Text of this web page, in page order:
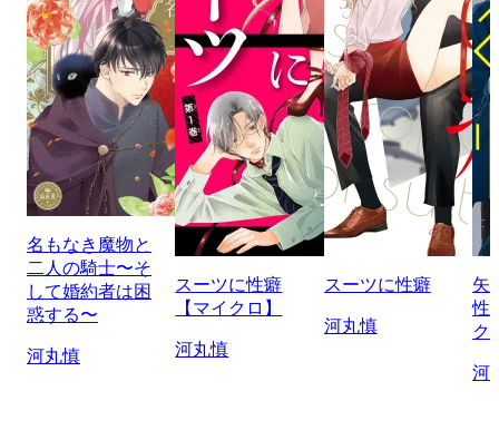
名もなき魔物と
二人の騎士〜そ
して婚約者は困
惑する〜
河丸慎
スーツに性癖
【マイクロ】
河丸慎
スーツに性癖
河丸慎
矢
性
ク
河